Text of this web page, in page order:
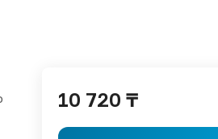
10 720 ₸